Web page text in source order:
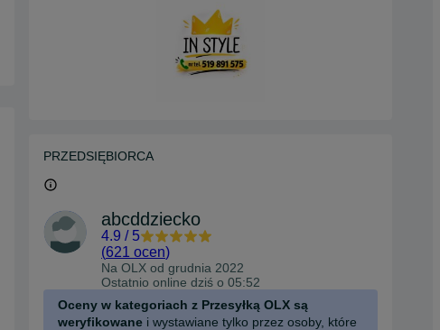
PRZEDSIĘBIORCA
abcddziecko
4.9 / 5
(621 ocen)
Na OLX od grudnia 2022
Ostatnio online dziś o 05:52
Oceny w kategoriach z Przesyłką OLX są
weryfikowane i wystawiane tylko przez osoby, które